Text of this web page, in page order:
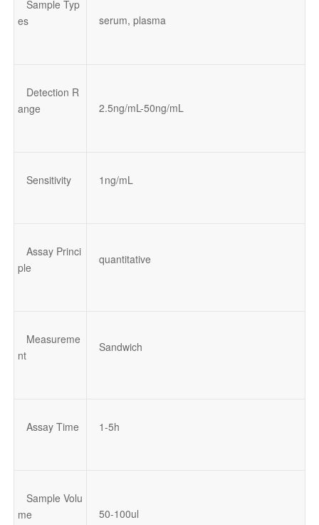
Sample Typ
es
serum, plasma
Detection R
ange
2.5ng/mL-50ng/mL
Sensitivity 1ng/mL
Assay Princi
ple
quantitative
Measureme
nt
Sandwich
Assay Time 1-5h
Sample Volu
me
50-100ul